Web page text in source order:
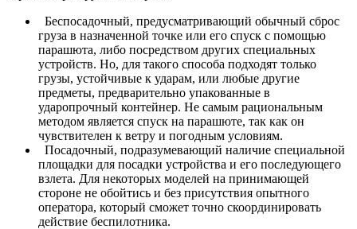
Беспосадочный, предусматривающий обычный сброс
груза в назначенной точке или его спуск с помощью
парашюта, либо посредством других специальных
устройств. Но, для такого способа подходят только
грузы, устойчивые к ударам, или любые другие
предметы, предварительно упакованные в
ударопрочный контейнер. Не самым рациональным
методом является спуск на парашюте, так как он
чувствителен к ветру и погодным условиям.
Посадочный, подразумевающий наличие специальной
площадки для посадки устройства и его последующего
взлета. Для некоторых моделей на принимающей
стороне не обойтись и без присутствия опытного
оператора, который сможет точно скоординировать
действие беспилотника.